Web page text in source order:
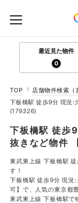
最近見た物件
0
TOP 店舗物件検索（
下板橋駅 徒歩9分 現況:
(179326)
下板橋駅 徒歩
抜きなど物件
東武東上線 下板橋駅
す！
下板橋駅 徒歩9分 現況
可】で、人気の東京都
東武東上線 下板橋駅で